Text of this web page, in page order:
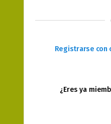
Registrarse con
¿Eres ya